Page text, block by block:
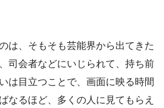
は、そもそも芸能界から出てきた
司会者などにいじられて、持ち前
は目立つことで、画面に映る時間
なるほど、多くの人に見てもらえ